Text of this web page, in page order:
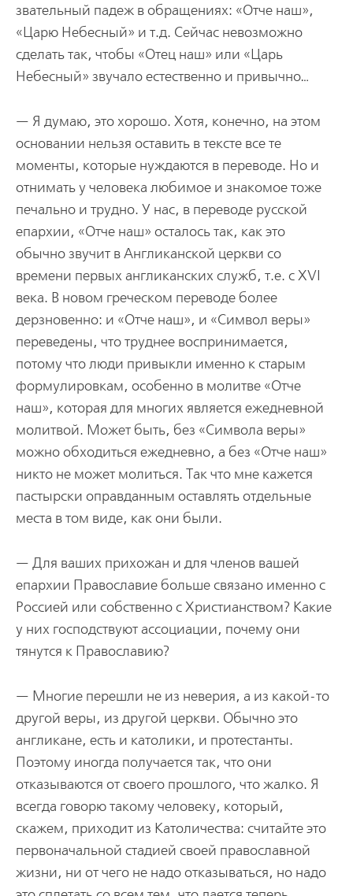
звательный падеж в обращениях: «Отче наш»,
«Царю Небесный» и т.д. Сейчас невозможно
сделать так, чтобы «Отец наш» или «Царь
Небесный» звучало естественно и привычно…
— Я думаю, это хорошо. Хотя, конечно, на этом
основании нельзя оставить в тексте все те
моменты, которые нуждаются в переводе. Но и
отнимать у человека любимое и знакомое тоже
печально и трудно. У нас, в переводе русской
епархии, «Отче наш» осталось так, как это
обычно звучит в Англиканской церкви со
времени первых англиканских служб, т.е. с XVI
века. В новом греческом переводе более
дерзновенно: и «Отче наш», и «Символ веры»
переведены, что труднее воспринимается,
потому что люди привыкли именно к старым
формулировкам, особенно в молитве «Отче
наш», которая для многих является ежедневной
молитвой. Может быть, без «Символа веры»
можно обходиться ежедневно, а без «Отче наш»
никто не может молиться. Так что мне кажется
пастырски оправданным оставлять отдельные
места в том виде, как они были.
— Для ваших прихожан и для членов вашей
епархии Православие больше связано именно с
Россией или собственно с Христианством? Какие
у них господствуют ассоциации, почему они
тянутся к Православию?
— Многие перешли не из неверия, а из какой-то
другой веры, из другой церкви. Обычно это
англикане, есть и католики, и протестанты.
Поэтому иногда получается так, что они
отказываются от своего прошлого, что жалко. Я
всегда говорю такому человеку, который,
скажем, приходит из Католичества: считайте это
первоначальной стадией своей православной
жизни, ни от чего не надо отказываться, но надо